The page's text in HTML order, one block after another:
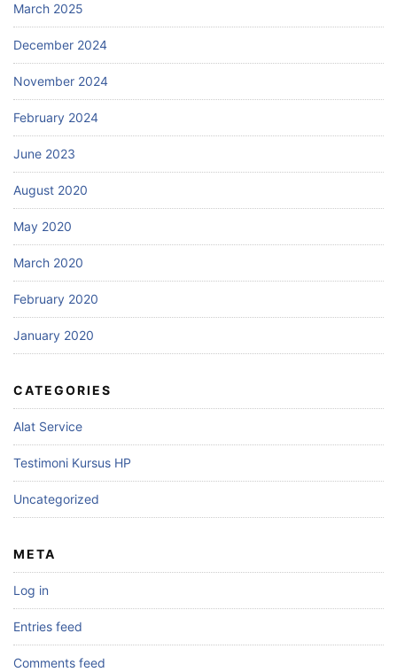
March 2025
December 2024
November 2024
February 2024
June 2023
August 2020
May 2020
March 2020
February 2020
January 2020
CATEGORIES
Alat Service
Testimoni Kursus HP
Uncategorized
META
Log in
Entries feed
Comments feed